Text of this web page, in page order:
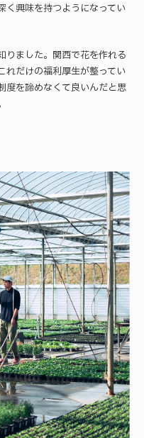
く興味を持つようになってい
りました。関西で花を作れる
れだけの福利厚生が整ってい
度を諦めなくて良いんだと思